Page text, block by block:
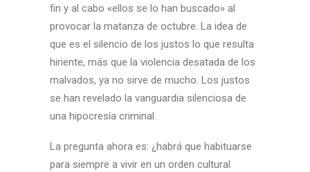
fin y al cabo «ellos se lo han buscado» al
provocar la matanza de octubre. La idea de
que es el silencio de los justos lo que resulta
hiriente, más que la violencia desatada de los
malvados, ya no sirve de mucho. Los justos
se han revelado la vanguardia silenciosa de
una hipocresía criminal.
La pregunta ahora es: ¿habrá que habituarse
para siempre a vivir en un orden cultural